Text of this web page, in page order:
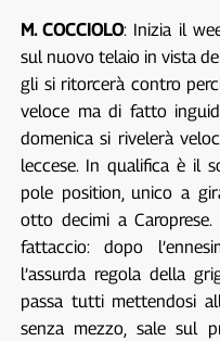
M. COCCIOLO: Inizia il
sul nuovo telaio in vista
gli si ritorcerà contro
veloce ma di fatto
domenica si rivelerà
leccese. In qualifica è il
pole position, unico a
otto decimi a
fattaccio: dopo
l’assurda regola della
passa tutti mettendosi
senza mezzo, sale sul